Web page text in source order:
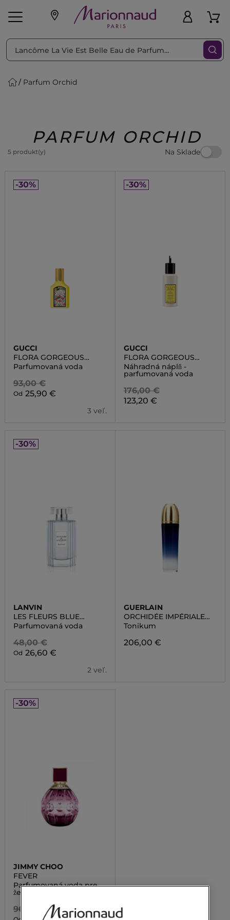
pleť Líčenie
Beauty
Parfum Orchid
PARFUM ORCHID
5 produkt(y) Na Sklade
Triediť podľa Filtrovať
-30%
GUCCI
FLORA GORGEOUS
ORCHID
Parfumovaná voda
93,00 €
Od 25,90 €
3 veľ.
-30%
GUCCI
FLORA GORGEOUS
ORCHID REFILL
Náhradná náplň -
parfumovaná voda
176,00 €
123,20 €
-30%
LANVIN
LES FLEURS BLUE
ORCHID
Parfumovaná voda
48,00 €
Od 26,60 €
2 veľ.
GUERLAIN
ORCHIDÉE IMPÉRIALE
LOTION
Tonikum
206,00 €
-30%
JIMMY CHOO
FEVER
Parfumovaná voda pre
ženy
96,00 €